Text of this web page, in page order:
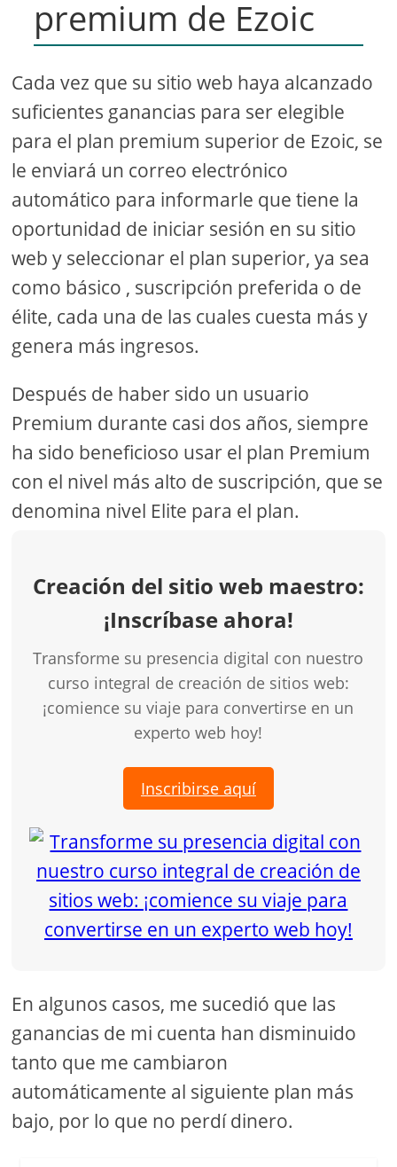
premium de Ezoic
Cada vez que su sitio web haya alcanzado
suficientes ganancias para ser elegible
para el plan premium superior de Ezoic, se
le enviará un correo electrónico
automático para informarle que tiene la
oportunidad de iniciar sesión en su sitio
web y seleccionar el plan superior, ya sea
como básico , suscripción preferida o de
élite, cada una de las cuales cuesta más y
genera más ingresos.
Después de haber sido un usuario
Premium durante casi dos años, siempre
ha sido beneficioso usar el plan Premium
con el nivel más alto de suscripción, que se
denomina nivel Elite para el plan.
Creación del sitio web maestro:
¡Inscríbase ahora!
Transforme su presencia digital con nuestro
curso integral de creación de sitios web:
¡comience su viaje para convertirse en un
experto web hoy!
Inscribirse aquí
En algunos casos, me sucedió que las
ganancias de mi cuenta han disminuido
tanto que me cambiaron
automáticamente al siguiente plan más
bajo, por lo que no perdí dinero.